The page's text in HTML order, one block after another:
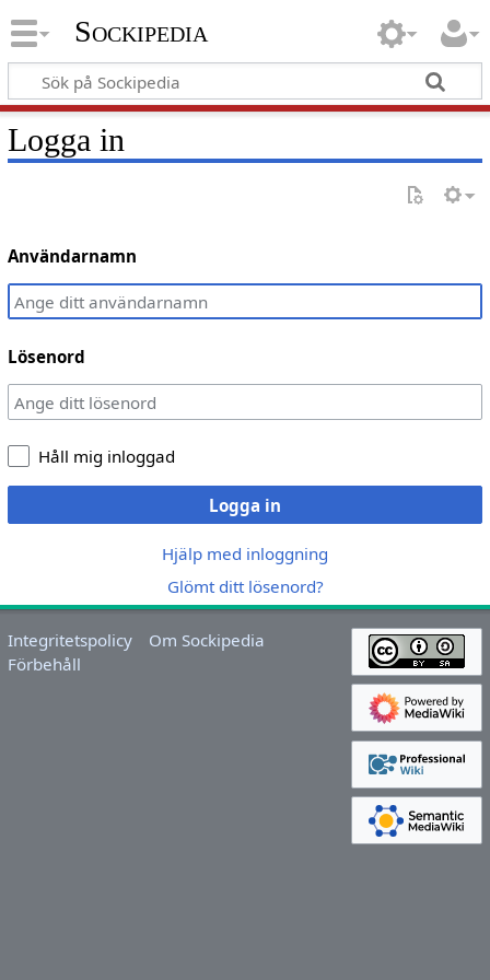
Sockipedia
Logga in
Användarnamn
Lösenord
Håll mig inloggad
Logga in
Hjälp med inloggning
Glömt ditt lösenord?
Integritetspolicy
Om Sockipedia
Förbehåll